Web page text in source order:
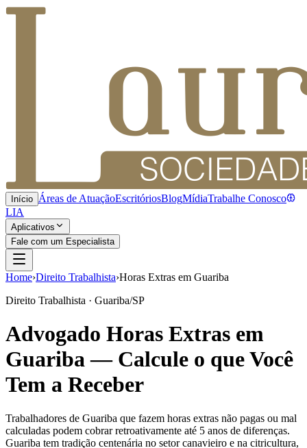
Início Áreas de AtuaçãoEscritóriosBlogMídiaTrabalhe Conosco
LIA
Aplicativos
Fale com um Especialista
Home›Direito Trabalhista›Horas Extras em Guariba
Direito Trabalhista · Guariba/SP
Advogado Horas Extras em
Guariba — Calcule o que Você
Tem a Receber
Trabalhadores de Guariba que fazem horas extras não pagas ou mal
calculadas podem cobrar retroativamente até 5 anos de diferenças.
Guariba tem tradição centenária no setor canavieiro e na citricultura,